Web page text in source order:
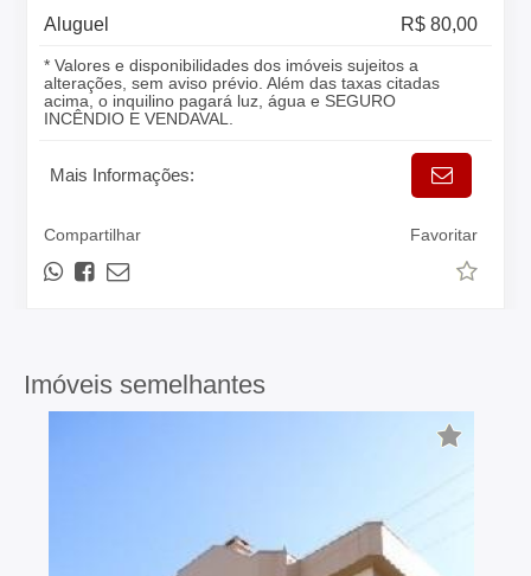
Aluguel R$ 80,00
* Valores e disponibilidades dos imóveis sujeitos a
alterações, sem aviso prévio. Além das taxas citadas
acima, o inquilino pagará luz, água e SEGURO
INCÊNDIO E VENDAVAL.
Mais Informações:
Compartilhar Favoritar
Imóveis semelhantes